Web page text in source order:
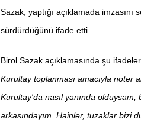
Sazak, yaptığı açıklamada
sürdürdüğünü ifade etti.
Birol Sazak açıklamasında şu
Kurultay toplanması amacıyla noter
Kurultay'da nasıl yanında
arkasındayım. Hainler, tuzaklar bizi